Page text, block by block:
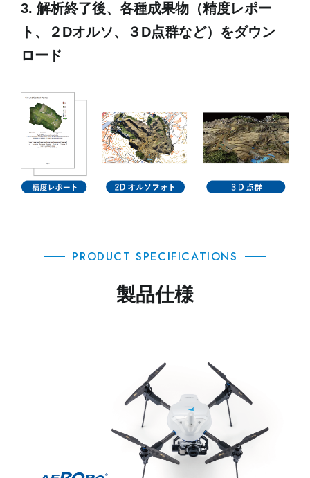
3. 解析終了後、各種成果物（精度レポー
ト、２Dオルソ、３D点群など）をダウン
ロード
PRODUCT SPECIFICATIONS
製品仕様